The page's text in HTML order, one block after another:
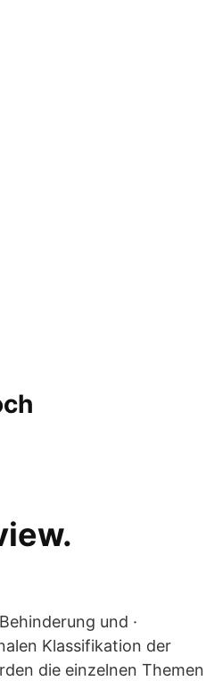
und ·
Klassifikation der
die einzelnen Themen